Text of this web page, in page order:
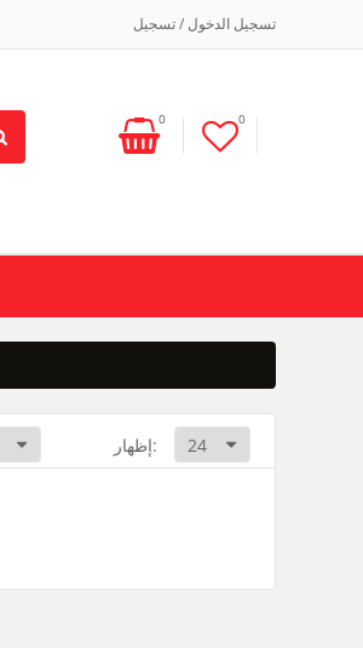
تسجيل الدخول / تسجيل
0 0
إظهار: